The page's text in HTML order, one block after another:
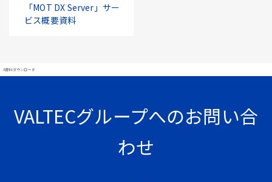
「MOT DX Server」サー
ビス概要資料
#資料ダウンロード
VALTECグループへのお問い合
わせ